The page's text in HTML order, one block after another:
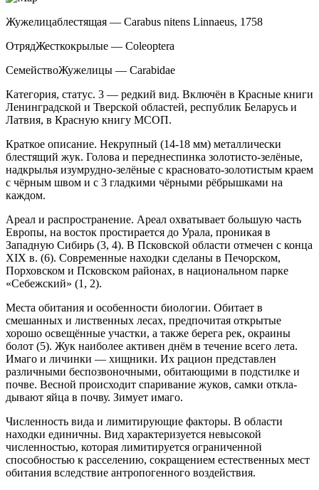
Жужелицаблестящая — Carabus nitens Linnaeus, 1758
ОтрядЖесткокрылые — Coleoptera
СемействоЖужелицы — Carabidae
Категория, статус. 3 — редкий вид. Включён в Красные книги
Ленинградской и Тверской обла­стей, республик Беларусь и
Латвия, в Красную книгу МСОП.
Краткое описание. Некрупный (14-18 мм) ме­таллически
блестящий жук. Голова и переднеспинка золотисто-зелёные,
надкрылья изумрудно-зелёные с красновато-золотистым краем
с чёрным швом и с 3 гладкими чёрными рёбрышками на
каждом.
Ареал и распространение. Ареал охватывает большую часть
Европы, на восток простирается до Урала, проникая в
Западную Сибирь (3, 4). В Псков­ской области отмечен с конца
XIX в. (6). Современ­ные находки сделаны в Печорском,
Порховском и Псковском районах, в национальном парке
«Себеж­ский» (1, 2).
Места обитания и особенности биологии. Обитает в
смешанных и лиственных лесах, пред­почитая открытые
хорошо освещённые участки, а также берега рек, окраины
болот (5). Жук наиболее активен днём в течение всего лета.
Имаго и личин­ки — хищники. Их рацион представлен
различными беспозвоночными, обитающими в подстилке и
почве. Весной происходит спаривание жуков, самки откла­
дывают яйца в почву. Зимует имаго.
Численность вида и лимитирующие факто­ры. В области
находки единичны. Вид характеризу­ется невысокой
численностью, которая лимитируется ограниченной
способностью к расселению, сокраще­нием естественных мест
обитания вследствие антро­погенного воздействия.